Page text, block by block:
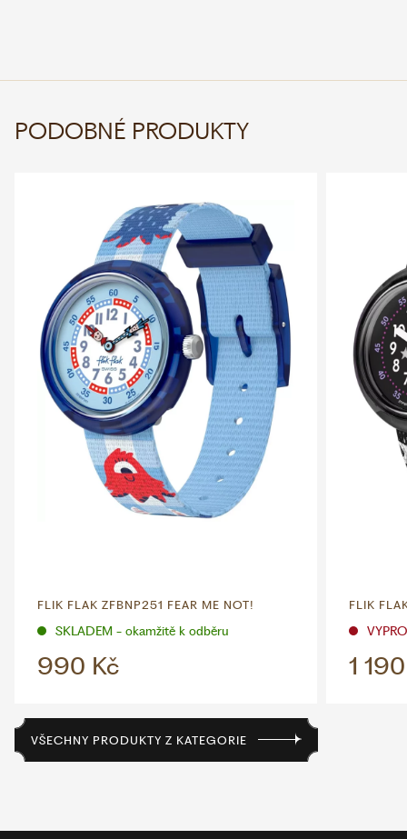
PODOBNÉ PRODUKTY
FLIK FLAK ZFBNP251 FEAR ME NOT!
SKLADEM - okamžitě k odběru
990 Kč
FLIK
1
VŠECHNY PRODUKTY Z KATEGORIE